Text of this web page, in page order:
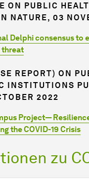
ON PUBLIC
NATURE, 03
Delphi consensus to
threat
REPORT) ON
INSTITUTIONS
2022
Project—
the COVID-19 Crisis
zu